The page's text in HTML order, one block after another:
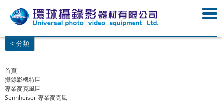
< 分類
首頁
攝錄影機特區
專業麥克風區
Sennheiser 專業麥克風